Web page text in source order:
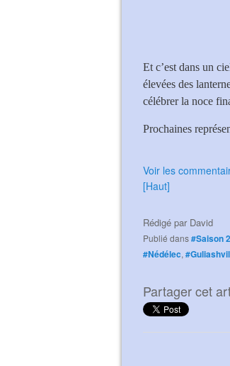
Et c’est dans un
élevées des
célébrer la noce
Prochaines
Voir les
[Haut]
Rédigé par David
Publié dans#Saison
#Nédélec,
Partager cet